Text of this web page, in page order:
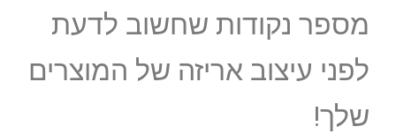
מספר נקודות שחשוב לדעת
לפני עיצוב אריזה של המוצרים
שלך!